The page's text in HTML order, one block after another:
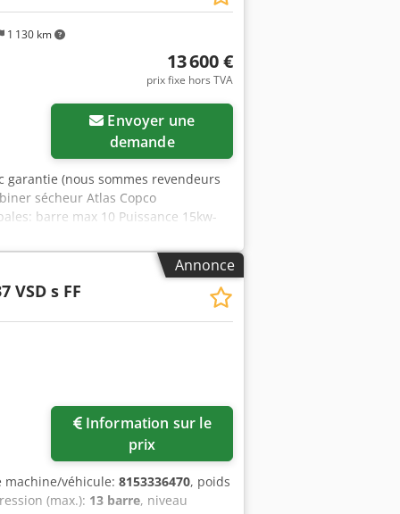
1 130 km
13 600 €
prix fixe hors TVA
demande
garantie (nous sommes revendeurs
sécheur Atlas Copco
barre max 10 Puissance 15kw-
technique détaillée n'hésitez pas à
Annonce
VSD s FF
Information sur le
prix
machine/véhicule: 8153336470, poids
(max.): 13 barre, niveau